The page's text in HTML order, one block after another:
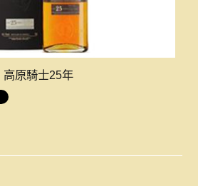
高原騎士25年